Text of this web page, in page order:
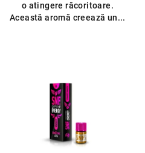
o atingere răcoritoare.
Această aromă creează un...